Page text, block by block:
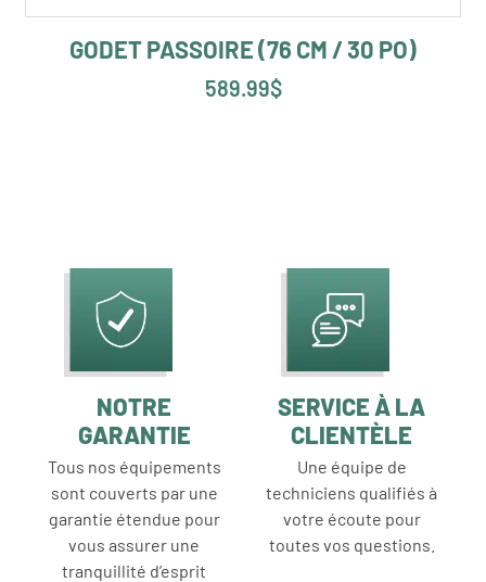
GODET PASSOIRE (76 CM / 30 PO)
589.99$
NOTRE
GARANTIE
Tous nos équipements
sont couverts par une
garantie étendue pour
vous assurer une
tranquillité d’esprit
SERVICE À LA
CLIENTÈLE
Une équipe de
techniciens qualifiés à
votre écoute pour
toutes vos questions.